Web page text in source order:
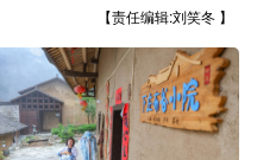
江苏
福建 江西
湖北 湖南
【责任编辑:刘笑冬 】